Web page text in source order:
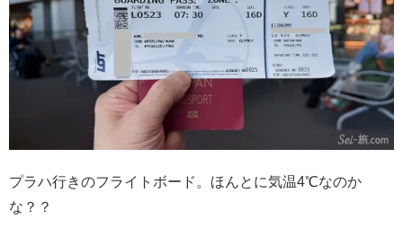
プラハ行きのフライトボード。ほんとに気温4℃なのか
な？？